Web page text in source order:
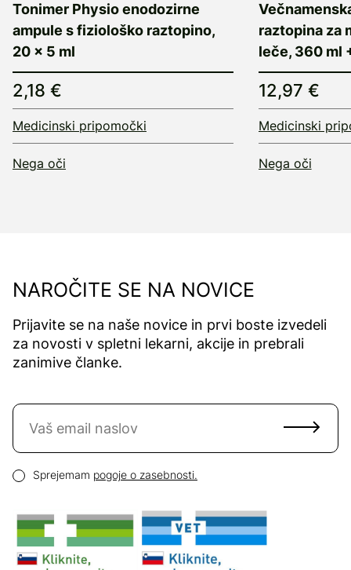
Tonimer Physio enodozirne
ampule s fiziološko raztopino,
20 x 5 ml
2,18 €
Medicinski pripomočki
Nega oči
raztopina za
leče, 360 ml
12,97 €
Medicinski
Nega oči
NAROČITE SE NA NOVICE
Prijavite se na naše novice in prvi boste izvedeli
za novosti v spletni lekarni, akcije in prebrali
zanimive članke.
Naročite se na novice
Pogoji zasebnosti
Sprejemam pogoje o zasebnosti.